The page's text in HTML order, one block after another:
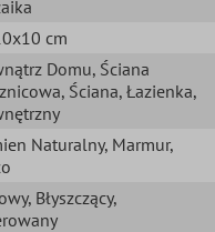
cm
Domu, Ściana
, Ściana, Łazienka,
Naturalny, Marmur,
, Błyszczący,